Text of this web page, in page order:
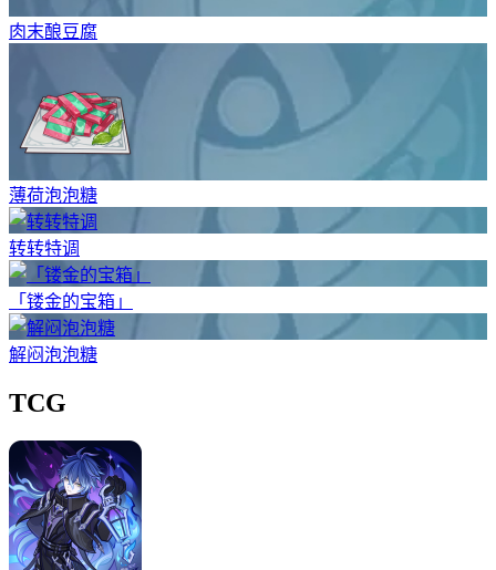
肉末酿豆腐
薄荷泡泡糖
转转特调
「镂金的宝箱」
解闷泡泡糖
TCG